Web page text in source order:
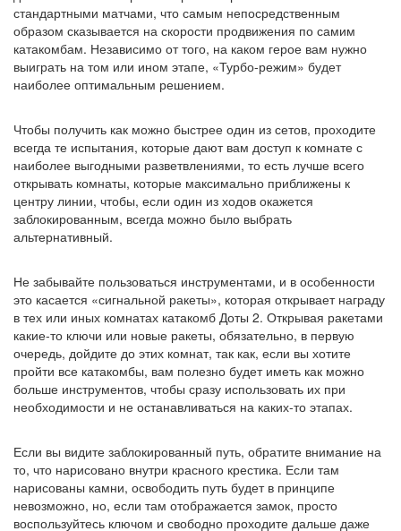
стандартными матчами, что самым непосредственным
образом сказывается на скорости продвижения по самим
катакомбам. Независимо от того, на каком герое вам нужно
выиграть на том или ином этапе, «Турбо-режим» будет
наиболее оптимальным решением.
Чтобы получить как можно быстрее один из сетов, проходите
всегда те испытания, которые дают вам доступ к комнате с
наиболее выгодными разветвлениями, то есть лучше всего
открывать комнаты, которые максимально приближены к
центру линии, чтобы, если один из ходов окажется
заблокированным, всегда можно было выбрать
альтернативный.
Не забывайте пользоваться инструментами, и в особенности
это касается «сигнальной ракеты», которая открывает награду
в тех или иных комнатах катакомб Доты 2. Открывая ракетами
какие-то ключи или новые ракеты, обязательно, в первую
очередь, дойдите до этих комнат, так как, если вы хотите
пройти все катакомбы, вам полезно будет иметь как можно
больше инструментов, чтобы сразу использовать их при
необходимости и не останавливаться на каких-то этапах.
Если вы видите заблокированный путь, обратите внимание на
то, что нарисовано внутри красного крестика. Если там
нарисованы камни, освободить путь будет в принципе
невозможно, но, если там отображается замок, просто
воспользуйтесь ключом и свободно проходите дальше даже